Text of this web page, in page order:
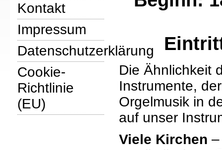
Kontakt
Impressum
Datenschutzerklärung
Cookie-
Richtlinie
(EU)
Die Ähnlichkeit
Instrumente,
Orgelmusik in
auf unser
Viele Kirchen